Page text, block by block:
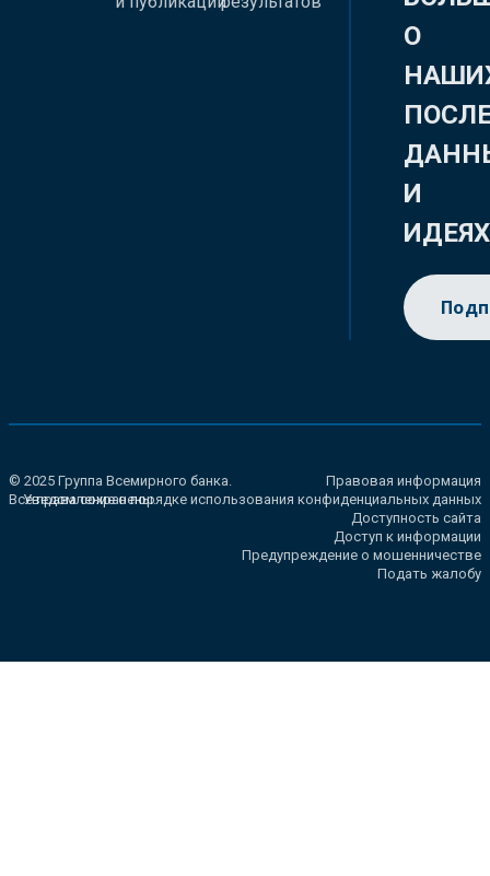
О
И
ИДЕЯХ
© 2025 Группа Всемирного банка.
Все права сохранены.
Правовая информация
Уведомление о порядке использования конфиденциальных данных
Доступность сайта
Доступ к информации
Предупреждение о мошенничестве
Подать жалобу